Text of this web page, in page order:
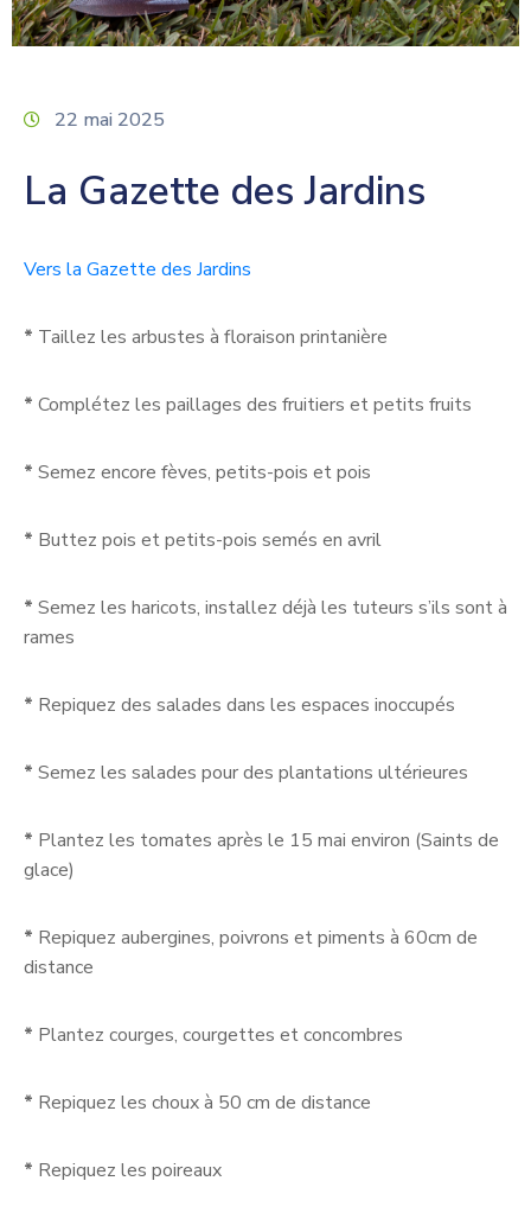
22 mai 2025
La Gazette des Jardins
Vers la Gazette des Jardins
* Taillez les arbustes à floraison printanière
* Complétez les paillages des fruitiers et petits fruits
* Semez encore fèves, petits-pois et pois
* Buttez pois et petits-pois semés en avril
* Semez les haricots, installez déjà les tuteurs s’ils sont à
rames
* Repiquez des salades dans les espaces inoccupés
* Semez les salades pour des plantations ultérieures
* Plantez les tomates après le 15 mai environ (Saints de
glace)
* Repiquez aubergines, poivrons et piments à 60cm de
distance
* Plantez courges, courgettes et concombres
* Repiquez les choux à 50 cm de distance
* Repiquez les poireaux